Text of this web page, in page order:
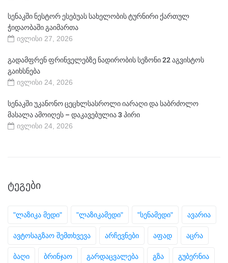
სენაკში ნესტორ ესებუას სახელობის ტურნირი ქართულ
ჭიდაობაში გაიმართა
ივლისი 27, 2026
გადამფრენ ფრინველებზე ნადირობის სეზონი 22 აგვისტოს
გაიხსნება
ივლისი 24, 2026
სენაკში უკანონო ცეცხლსასროლი იარაღი და საბრძოლო
მასალა ამოიღეს – დაკავებულია 3 პირი
ივლისი 24, 2026
ᲢᲔᲒᲔᲑᲘ
"ლაზიკა მედი" "ლაზიკამედი" "სენამედი" ავარია
ავტოსაგზაო შემთხვევა არჩევნები აფად აცრა
ბაღი ბრინჯაო გარდაცვალება გზა გუბერნია